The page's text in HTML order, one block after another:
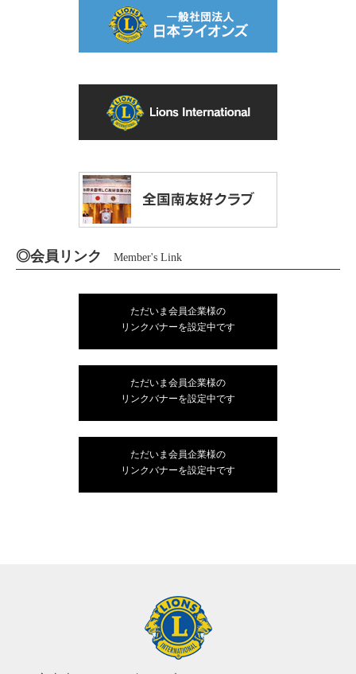
◎会員リンク Member's Link
ただいま会員企業様の
リンクバナーを設定中です
ただいま会員企業様の
リンクバナーを設定中です
ただいま会員企業様の
リンクバナーを設定中です